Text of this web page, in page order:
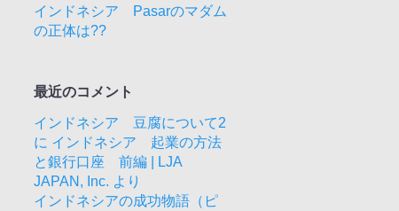
インドネシア Pasarのマダム
の正体は??
最近のコメント
インドネシア 豆腐について2
に インドネシア 起業の方法
と銀行口座 前編 | LJA
JAPAN, Inc. より
インドネシアの成功物語（ピ